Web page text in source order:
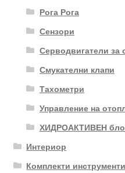
Рога Рога
Сензори
Серводвигатели за
Смукателни клапи
Тахометри
Управление на
ХИДРОАКТИВЕН
Интериор
Комплекти инструменти